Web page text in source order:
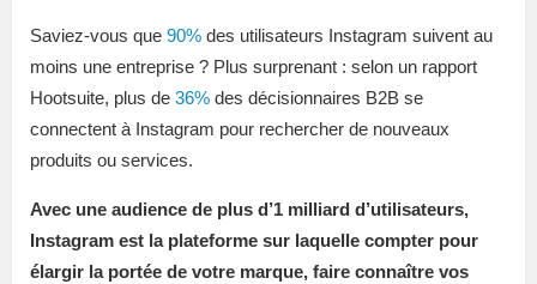
Saviez-vous que 90% des utilisateurs Instagram suivent au
moins une entreprise ? Plus surprenant : selon un rapport
Hootsuite, plus de 36% des décisionnaires B2B se
connectent à Instagram pour rechercher de nouveaux
produits ou services.
Avec une audience de plus d’1 milliard d’utilisateurs,
Instagram est la plateforme sur laquelle compter pour
élargir la portée de votre marque, faire connaître vos